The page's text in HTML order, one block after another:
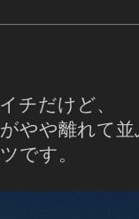
チだけど、
がやや離れて
です。